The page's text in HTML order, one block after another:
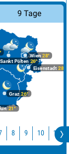
9 Tage
Graz26°
21°
Wien 28°
Eisenstadt 28°
Sankt Pölten 26°
8 9 10 11